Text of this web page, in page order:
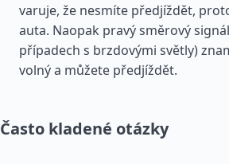
varuje, že nesmíte předjíždět,
auta. Naopak pravý směrový
případech s brzdovými světly)
volný a můžete předjíždět.
Často kladené otázky